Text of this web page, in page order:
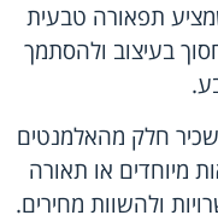
תפאורה טבעית
בעיצוב ולהסתמך
חלק מהאלמנטים
מיוחדים או תאורה
ולהשוות מחירים.